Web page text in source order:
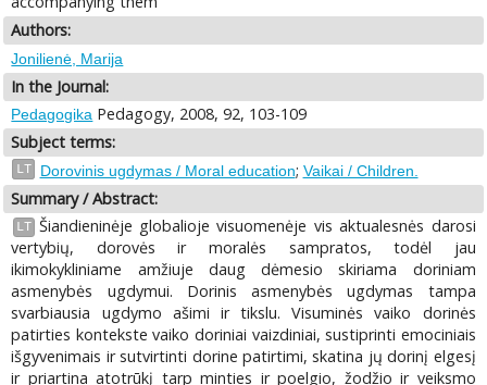
Authors:
Jonilienė, Marija
In the Journal:
Pedagogika Pedagogy, 2008, 92, 103-109
Subject terms:
LT Dorovinis ugdymas / Moral education; Vaikai / Children.
Summary / Abstract:
LT Šiandieninėje globalioje visuomenėje vis aktualesnės darosi
vertybių, dorovės ir moralės sampratos, todėl jau
ikimokykliniame amžiuje daug dėmesio skiriama doriniam
asmenybės ugdymui. Dorinis asmenybės ugdymas tampa
svarbiausia ugdymo ašimi ir tikslu. Visuminės vaiko dorinės
patirties kontekste vaiko doriniai vaizdiniai, sustiprinti emociniais
išgyvenimais ir sutvirtinti dorine patirtimi, skatina jų dorinį elgesį
ir priartina atotrūkį tarp minties ir poelgio, žodžio ir veiksmo